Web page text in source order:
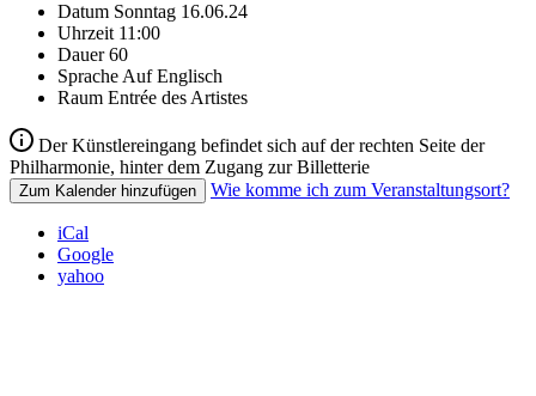
Datum Sonntag 16.06.24
Uhrzeit 11:00
Dauer 60
Sprache Auf Englisch
Raum Entrée des Artistes
Der Künstlereingang befindet sich auf der rechten Seite der
Philharmonie, hinter dem Zugang zur Billetterie
Zum Kalender hinzufügen Wie komme ich zum Veranstaltungsort?
iCal
Google
yahoo